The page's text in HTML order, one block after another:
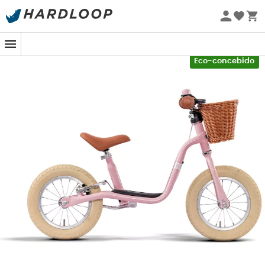
Promoções de verão 🔥 -5% EXTRA a partir de 2 produtos*
Eco-concebido
Puky LR XL resistirão perfeitamente a um uso
intensivo. Além disso, as
manoplas de segurança
protegerão as mãos dos seus filhos, evitando qualquer